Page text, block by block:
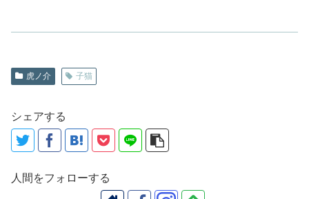
虎ノ介 子猫
シェアする
人間をフォローする